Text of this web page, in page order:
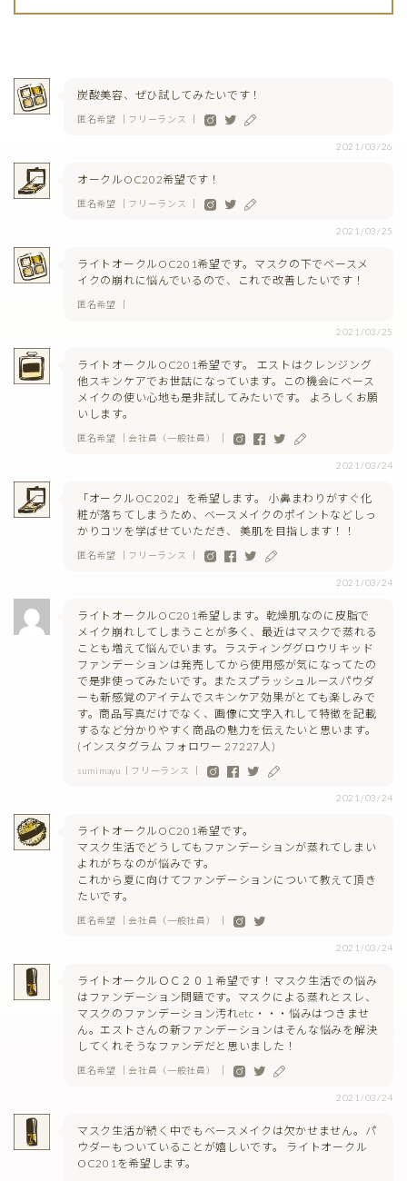
炭酸美容、ぜひ試してみたいです！
匿名希望 ｜フリーランス ｜
2021/03/26
オークルOC202希望です！
匿名希望 ｜フリーランス ｜
2021/03/25
ライトオークルOC201希望です。マスクの下でベースメ
イクの崩れに悩んでいるので、これで改善したいです！
匿名希望 ｜
2021/03/25
ライトオークルOC201希望です。 エストはクレンジング
他スキンケアでお世話になっています。この機会にベース
メイクの使い心地も是非試してみたいです。 よろしくお願
いします。
匿名希望 ｜会社員（一般社員） ｜
2021/03/24
「オークルOC202」を希望します。 小鼻まわりがすぐ化
粧が落ちてしまうため、ベースメイクのポイントなどしっ
かりコツを学ばせていただき、 美肌を目指します！！
匿名希望 ｜フリーランス ｜
2021/03/24
ライトオークルOC201希望します。乾燥肌なのに皮脂で
メイク崩れしてしまうことが多く、最近はマスクで蒸れる
ことも増えて悩んでいます。ラスティンググロウリキッド
ファンデーションは発売してから使用感が気になってたの
で是非使ってみたいです。またスプラッシュルースパウダ
ーも新感覚のアイテムでスキンケア効果がとても楽しみで
す。商品写真だけでなく、画像に文字入れして特徴を記載
するなど分かりやすく商品の魅力を伝えたいと思います。
(インスタグラム フォロワー 27227人)
sumimayu｜フリーランス ｜
2021/03/24
ライトオークルOC201希望です。
マスク生活でどうしてもファンデーションが蒸れてしまい
よれがちなのが悩みです。
これから夏に向けてファンデーションについて教えて頂き
たいです。
匿名希望 ｜会社員（一般社員） ｜
2021/03/24
ライトオークルＯＣ２０１希望です！マスク生活での悩み
はファンデーション問題です。マスクによる蒸れとスレ、
マスクのファンデーション汚れetc・・・悩みはつきませ
ん。エストさんの新ファンデーションはそんな悩みを解決
してくれそうなファンデだと思いました！
匿名希望 ｜会社員（一般社員） ｜
2021/03/24
マスク生活が続く中でもベースメイクは欠かせません。パ
ウダーもついていることが嬉しいです。 ライトオークル
OC201を希望します。